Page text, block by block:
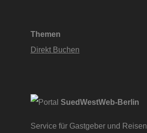
Themen
Direkt Buchen
SuedWestWeb-Berlin
Service für Gastgeber und Reisen.